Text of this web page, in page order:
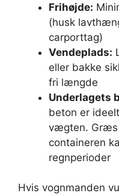
Frihøjde:
(husk
carporttag)
Vendeplads:
eller bakke
fri længde
Underlagets
beton er
vægten. Græs
containeren
regnperioder
Hvis vognmanden